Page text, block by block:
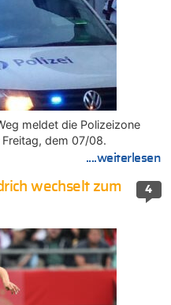
meldet die Polizeizone
dem 07/08.
....weiterlesen
4
wechselt zum